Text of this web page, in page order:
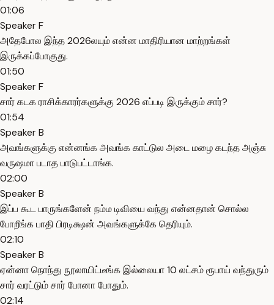
01:06
Speaker F
அதேபோல இந்த 2026லயும் என்ன மாதிரியான மாற்றங்கள்
இருக்கப்போகுது.
01:50
Speaker F
சார் கடக ராசிக்காரர்களுக்கு 2026 எப்படி இருக்கும் சார்?
01:54
Speaker B
அவங்களுக்கு என்னங்க அவங்க காட்டுல அடை மழை கடந்த அஞ்சு
வருஷமா படாத பாடுபட்டாங்க.
02:00
Speaker B
இப்ப கூட பாருங்களேன் நம்ம டிவியை வந்து என்னதான் சொல்ல
போறீங்க பாதி பிரடிக்ஷன் அவங்களுக்கே தெரியும்.
02:10
Speaker B
ஏன்னா நொந்து நூலாயிட்டீங்க இல்லையா 10 லட்சம் ரூபாய் வந்துரும்
சார் வரட்டும் சார் போனா போதும்.
02:14